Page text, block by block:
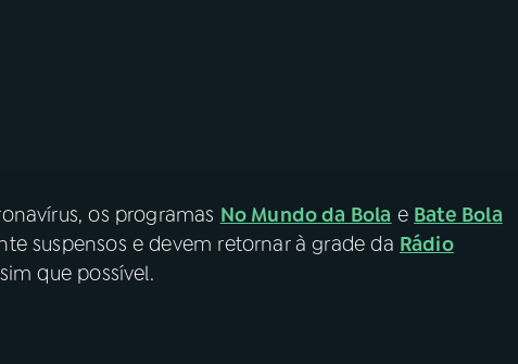
os programas No Mundo da Bola e Bate Bola
suspensos e devem retornar à grade da Rádio
que possível.